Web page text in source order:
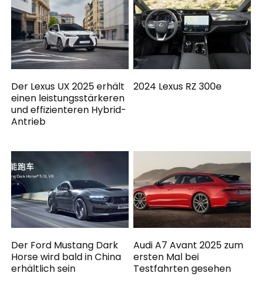
Der Lexus UX 2025 erhält
einen leistungsstärkeren
und effizienteren Hybrid-
Antrieb
2024 Lexus RZ 300e
Der Ford Mustang Dark
Horse wird bald in China
erhältlich sein
Audi A7 Avant 2025 zum
ersten Mal bei
Testfahrten gesehen